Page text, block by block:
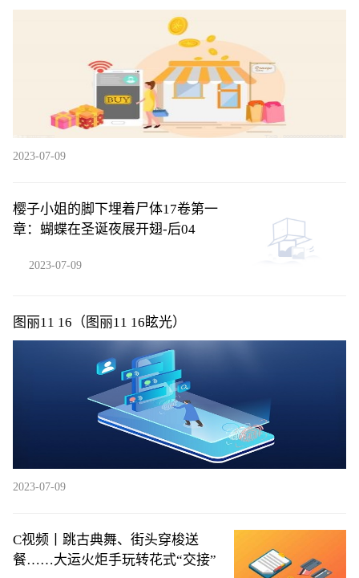
不错
2023-07-09
樱子小姐的脚下埋着尸体17卷第一
章：蝴蝶在圣诞夜展开翅-后04
2023-07-09
图丽11 16（图丽11 16眩光）
2023-07-09
C视频丨跳古典舞、街头穿梭送
餐……大运火炬手玩转花式“交接”